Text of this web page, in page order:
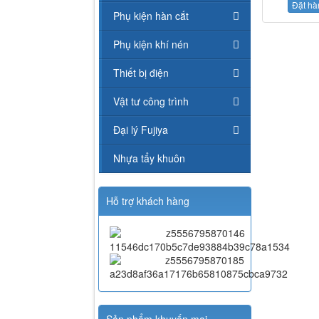
Đặt
Phụ kiện hàn cắt
Phụ kiện khí nén
Thiết bị điện
Vật tư công trình
Đại lý Fujiya
Nhựa tẩy khuôn
Hỗ trợ khách hàng